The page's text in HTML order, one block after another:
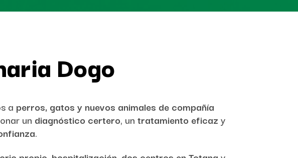
Dogo
a perros, gatos y nuevos animales de compañía
un diagnóstico certero, un tratamiento eficaz y
.